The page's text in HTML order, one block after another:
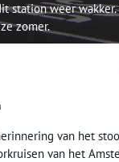
station weer
zomer.
van het
van het